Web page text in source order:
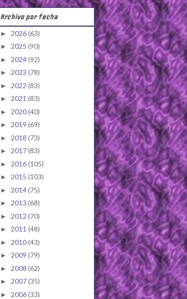
Archivo por fecha
► 2026(63)
► 2025 (90)
► 2024(92)
► 2023 (78)
► 2022 (83)
► 2021 (83)
► 2020(40)
► 2019 (69)
► 2018 (73)
► 2017(83)
► 2016(105)
► 2015 (103)
► 2014(75)
► 2013 (68)
► 2012 (70)
► 2011 (48)
► 2010(43)
► 2009 (79)
► 2008 (62)
► 2007(35)
► 2006(33)